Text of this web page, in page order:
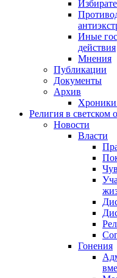
Иные
действия
Мнения
Публикации
Документы
Архив
Хроники
Религия в светском
Новости
Власти
Гонения